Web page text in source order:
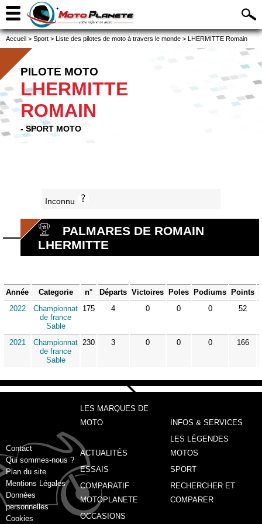
Accueil > Sport > Liste des pilotes de moto à travers le monde > LHERMITTE Romain
PILOTE MOTO
LHERMITTE
ROMAIN
- SPORT MOTO
Inconnu
PALMARES DE ROMAIN
LHERMITTE
Année Categorie n° Départs Victoires Poles Podiums Points
2022
Championnat
de france
Sable
175 4 0 0 0 52
2021
Championnat
de france
Sable
230 3 0 0 0 166
Contact
Qui sommes-nous ?
Plan du site
Mentions Légales
Données
personnelles
Cookies
LES MARQUES DE
MOTO
INFOS & SERVICES
ACTUALITÉS
LES LÉGENDES
MOTOS
ESSAIS
SPORT
COMPARATIF
MOTOPLANETE
RECHERCHER ET
COMPARER
OCCASIONS